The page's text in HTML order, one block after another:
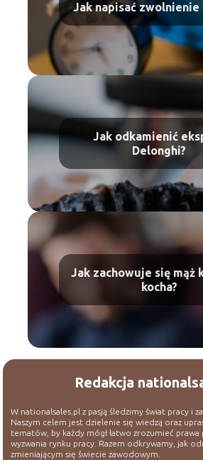
Jak napisać zwolnienie
Jak odkamienić
Delonghi?
Jak zachowuje się mąż
kocha?
Redakcja
W nationalsales.pl z pasją śledzimy świat pracy i
Naszym celem jest dzielenie się wiedzą oraz
tematów, by każdy mógł łatwo zrozumieć prawa
wyzwania rynku pracy. Razem odkrywamy, jak
zmieniającym się świecie zawodowym.